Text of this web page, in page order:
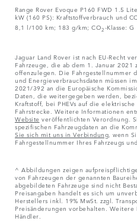
Range Rover Evoque P160 FWD 1.5
kW (160 PS): Kraftstoffverbrauch und
8,1 l/100 km; 183 g/km; CO2-Klasse: G
Jaguar Land Rover ist nach EU-Recht
Fahrzeuge, die ab dem 1. Januar 2021
offenzulegen. Die Fahrgestellnummer
und Energieverbrauchsdaten müssen
2021/392 an die Europäische
Daten, die weitergegeben werden,
Kraftstoff, bei PHEVs auf die
Fahrstrecke. Weitere Informationen
Website veröffentlichten Verordnung.
spezifischen Fahrzeugdaten an die
Sie sich mit uns in Verbindung , wenn
Fahrgestellnummer Ihres Fahrzeugs
^ Abbildungen zeigen
von Fahrzeugen der genannten
abgebildeten Fahrzeuge sind nicht
Preisangaben handelt es sich um
Herstellers inkl. 19% MwSt. zzgl.
Preisänderungen vorbehalten.
Händler.